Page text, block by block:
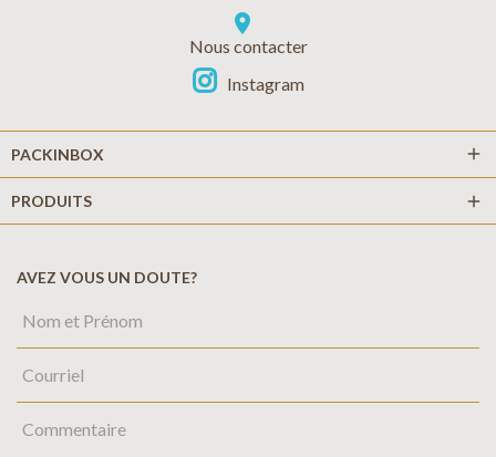
location_on
Nous contacter
Instagram
PACKINBOX add
PRODUITS add
AVEZ VOUS UN DOUTE?